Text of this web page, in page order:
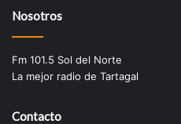
Nosotros
Fm 101.5 Sol del Norte
La mejor radio de Tartagal
Contacto